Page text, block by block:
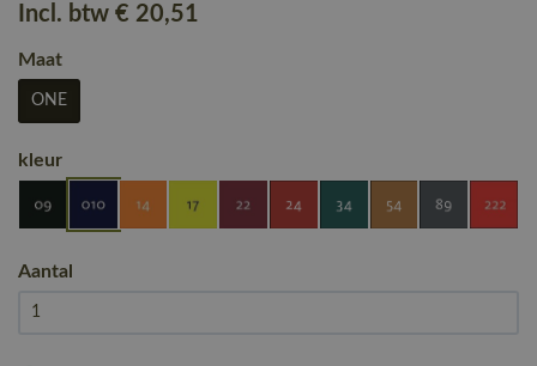
Incl. btw € 20,51
Maat
ONE
kleur
Aantal